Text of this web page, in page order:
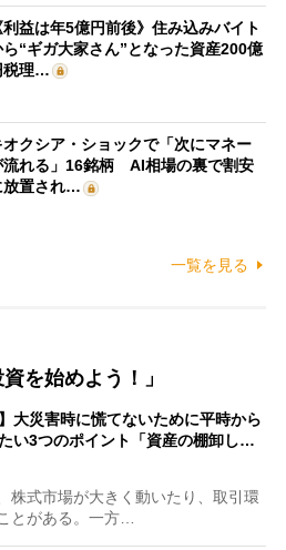
利益は年5億円前後》住み込みバイト
ら“ギガ大家さん”となった資産200億
税理…
オクシア・ショックで「次にマネー
流れる」16銘柄 AI相場の裏で割安
放置され…
一覧を見る
を始めよう！」
大災害時に慌てないために平時から
い3つのポイント「資産の棚卸し…
式市場が大きく動いたり、取引環
とがある。一方…